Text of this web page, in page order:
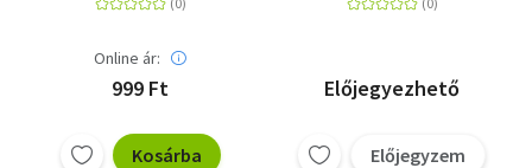
Online ár:
999 Ft
Kosárba
Előjegyezhető
Előjegyzem